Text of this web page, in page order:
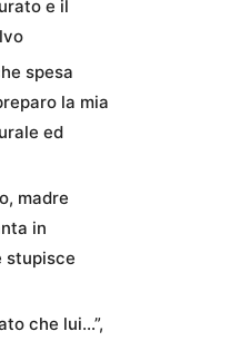
e il
spesa
la mia
ed
madre
in
stupisce
che lui…”,